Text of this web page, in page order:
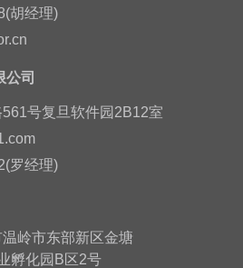
胡经理)
公司
561号复旦软件园2B12室
罗经理)
岭市东部新区金塘
孵化园B区2号